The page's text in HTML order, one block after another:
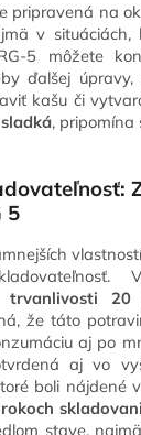
pripravená na
v situáciách,
5 môžete
ďalšej
kašu či
, pripomína
5
trvanlivosti 20
že táto
aj po
aj vo
boli nájdené
stave,